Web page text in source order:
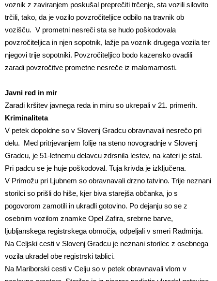
voznik z zaviranjem poskušal preprečiti trčenje, sta vozili silovito
trčili, tako, da je vozilo povzročiteljice odbilo na travnik ob
vozišču. V prometni nesreči sta se hudo poškodovala
povzročiteljica in njen sopotnik, lažje pa voznik drugega vozila ter
njegovi trije sopotniki. Povzročiteljico bodo kazensko ovadili
zaradi povzročitve prometne nesreče iz malomarnosti.
Javni red in mir
Zaradi kršitev javnega reda in miru so ukrepali v 21. primerih.
Kriminaliteta
V petek dopoldne so v Slovenj Gradcu obravnavali nesrečo pri
delu. Med pritrjevanjem folije na steno novogradnje v Slovenj
Gradcu, je 51-letnemu delavcu zdrsnila lestev, na kateri je stal.
Pri padcu se je huje poškodoval. Tuja krivda je izključena.
V Primožu pri Ljubnem so obravnavali drzno tatvino. Trije neznani
storilci so prišli do hiše, kjer biva starejša občanka, jo s
pogovorom zamotili in ukradli gotovino. Po dejanju so se z
osebnim vozilom znamke Opel Zafira, srebrne barve,
ljubljanskega registrskega območja, odpeljali v smeri Radmirja.
Na Celjski cesti v Slovenj Gradcu je neznani storilec z osebnega
vozila ukradel obe registrski tablici.
Na Mariborski cesti v Celju so v petek obravnavali vlom v